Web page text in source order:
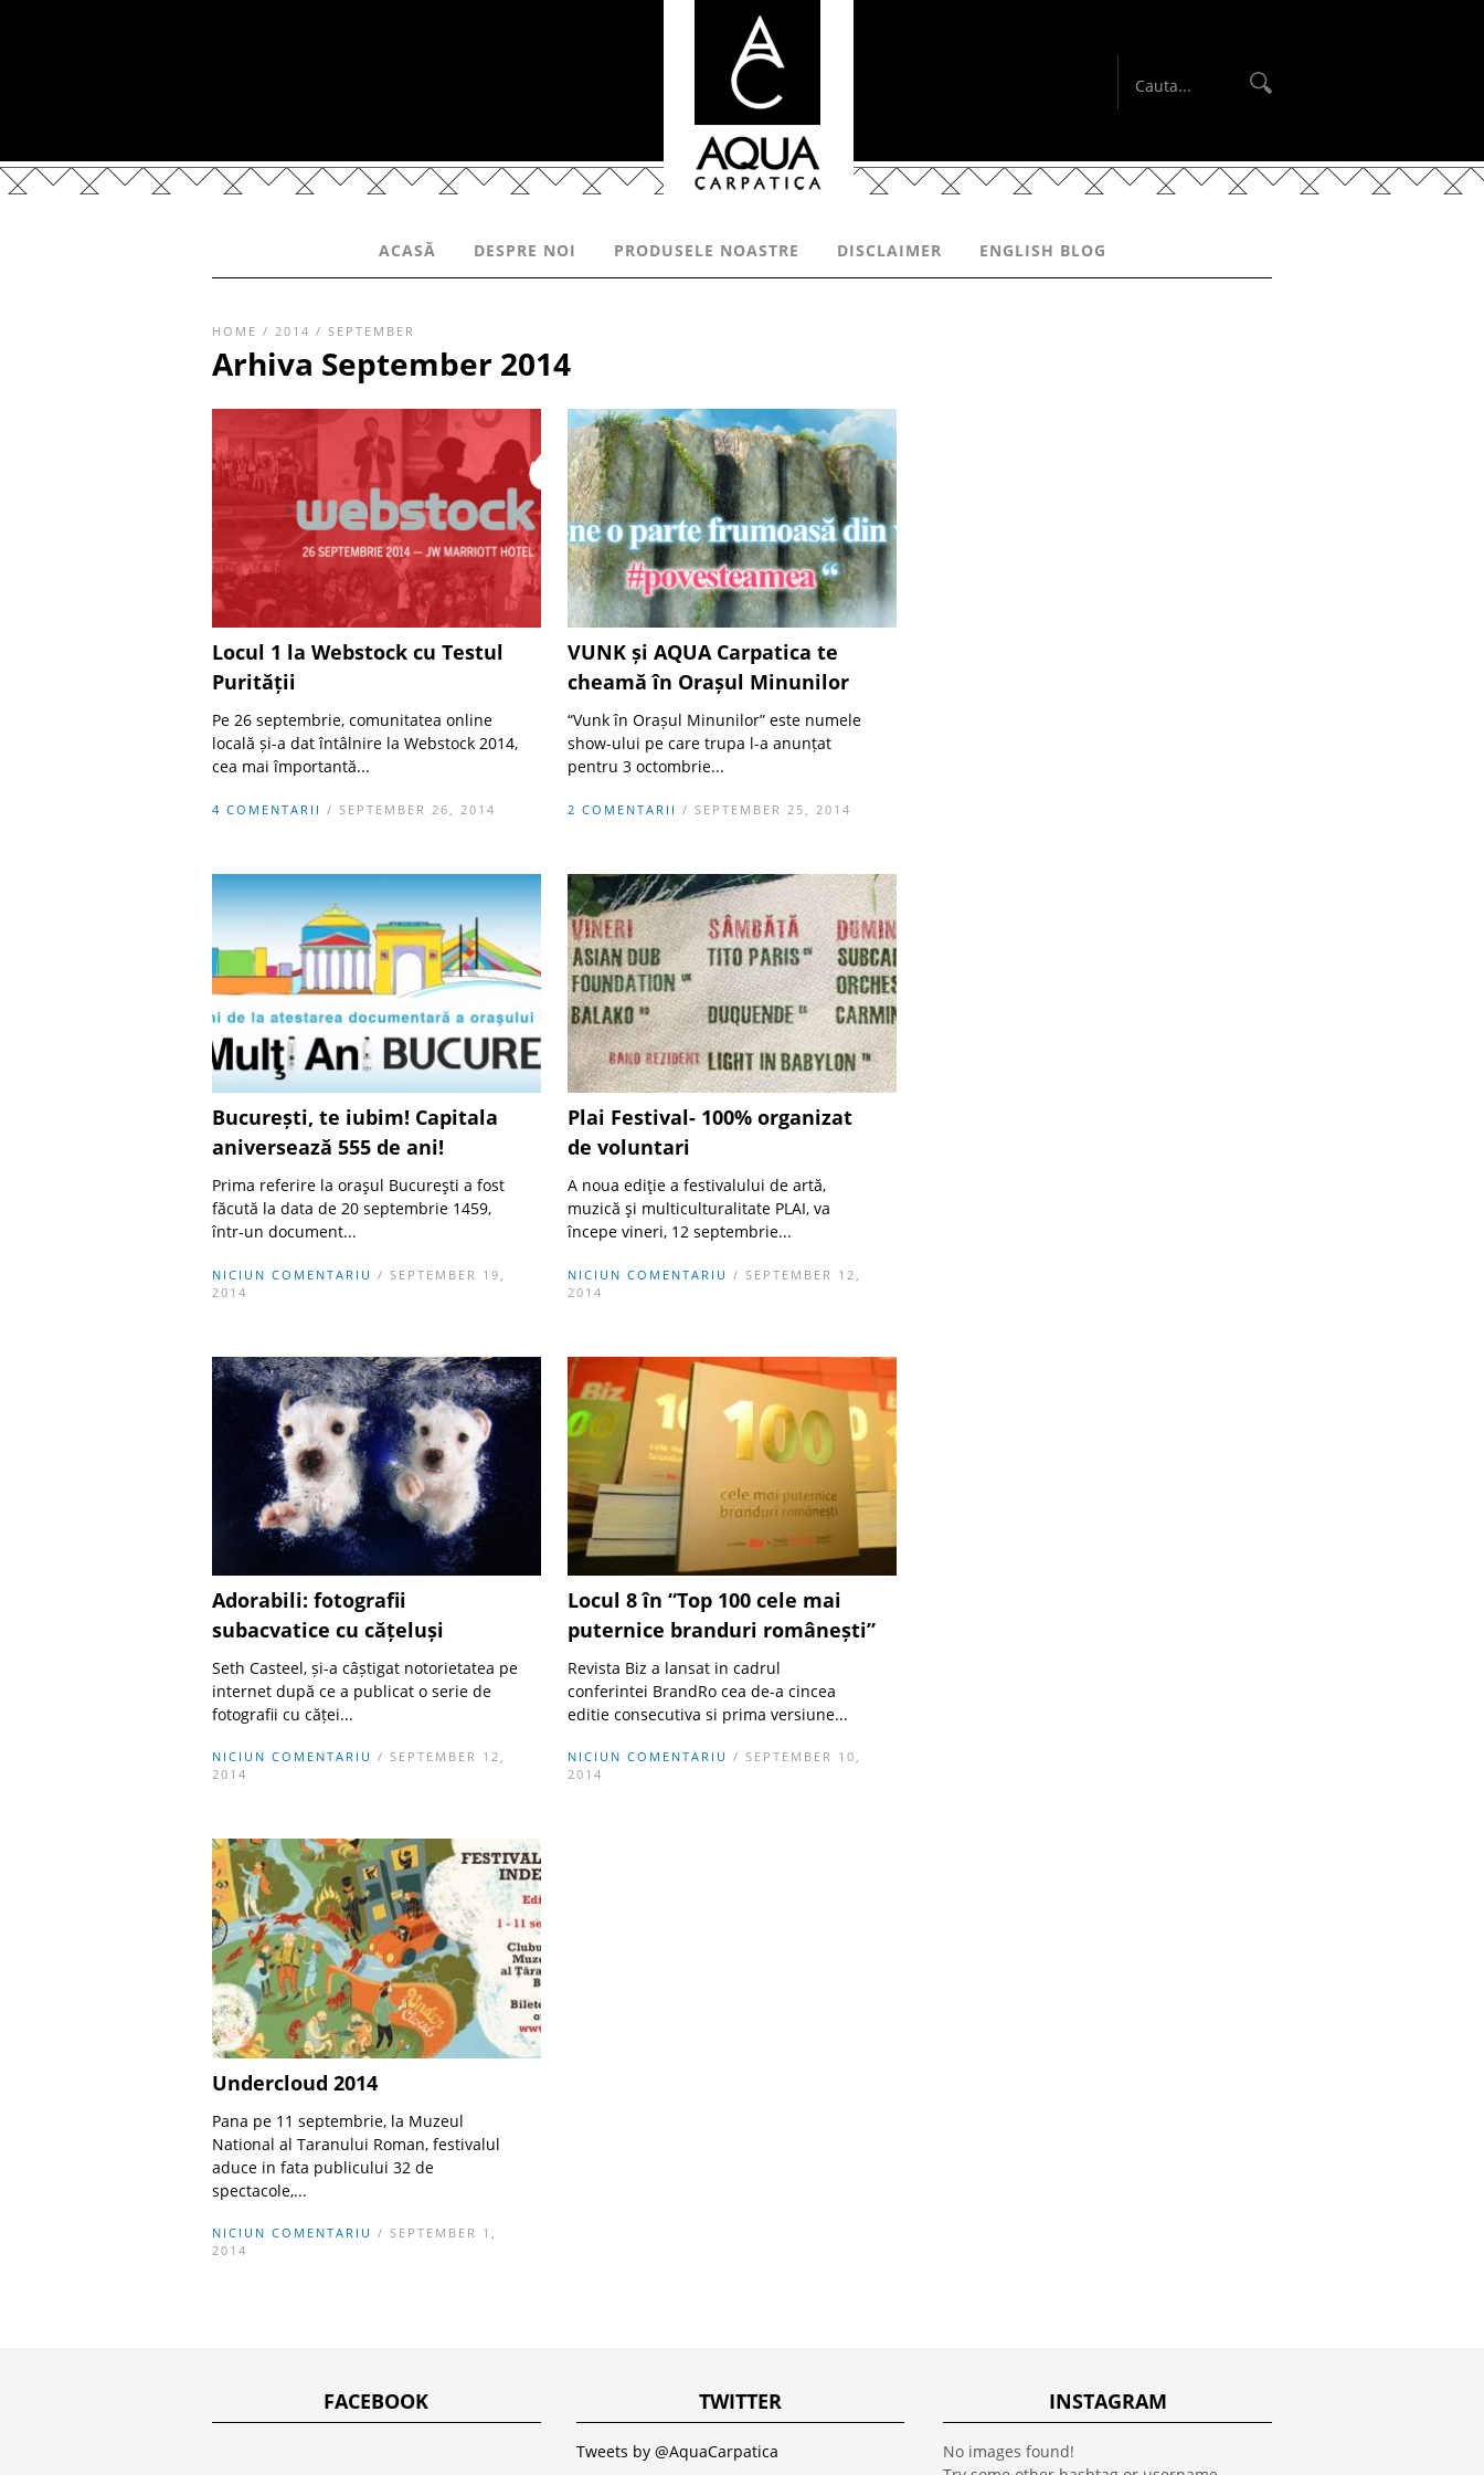
ACASĂ DESPRE NOI PRODUSELE NOASTRE DISCLAIMER ENGLISH BLOG
HOME / 2014 / SEPTEMBER
Arhiva September 2014
Locul 1 la Webstock cu Testul
Purității
Pe 26 septembrie, comunitatea online
locală și-a dat întâlnire la Webstock 2014,
cea mai împortantă...
4 COMENTARII / SEPTEMBER 26, 2014
VUNK și AQUA Carpatica te
cheamă în Orașul Minunilor
“Vunk în Orașul Minunilor” este numele
show-ului pe care trupa l-a anunțat
pentru 3 octombrie...
2 COMENTARII / SEPTEMBER 25, 2014
București, te iubim! Capitala
aniversează 555 de ani!
Prima referire la oraşul Bucureşti a fost
făcută la data de 20 septembrie 1459,
într-un document...
NICIUN COMENTARIU / SEPTEMBER 19,
2014
Plai Festival- 100% organizat
de voluntari
A noua ediţie a festivalului de artă,
muzică şi multiculturalitate PLAI, va
începe vineri, 12 septembrie...
NICIUN COMENTARIU / SEPTEMBER 12,
2014
Adorabili: fotografii
subacvatice cu cățeluși
Seth Casteel, și-a câștigat notorietatea pe
internet după ce a publicat o serie de
fotografii cu căței...
NICIUN COMENTARIU / SEPTEMBER 12,
2014
Locul 8 în “Top 100 cele mai
puternice branduri românești”
Revista Biz a lansat in cadrul
conferintei BrandRo cea de-a cincea
editie consecutiva si prima versiune...
NICIUN COMENTARIU / SEPTEMBER 10,
2014
Undercloud 2014
Pana pe 11 septembrie, la Muzeul
National al Taranului Roman, festivalul
aduce in fata publicului 32 de
spectacole,...
NICIUN COMENTARIU / SEPTEMBER 1,
2014
FACEBOOK TWITTER
Tweets by @AquaCarpatica
INSTAGRAM
No images found!